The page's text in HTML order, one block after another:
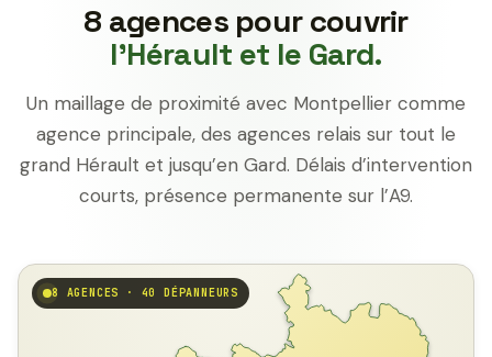
8 agences pour couvrir
l’Hérault et le Gard.
Un maillage de proximité avec Montpellier comme
agence principale, des agences relais sur tout le
grand Hérault et jusqu’en Gard. Délais d’intervention
courts, présence permanente sur l’A9.
8 AGENCES · 40 DÉPANNEURS